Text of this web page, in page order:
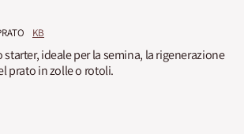
KB
ideale per la semina, la rigenerazione
prato in zolle o rotoli.